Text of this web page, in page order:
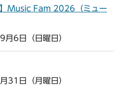
】Music Fam 2026（ミュー
6日（日曜日）
31日（月曜日）